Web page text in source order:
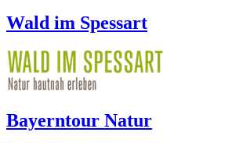
Wald im Spessart
Bayerntour Natur